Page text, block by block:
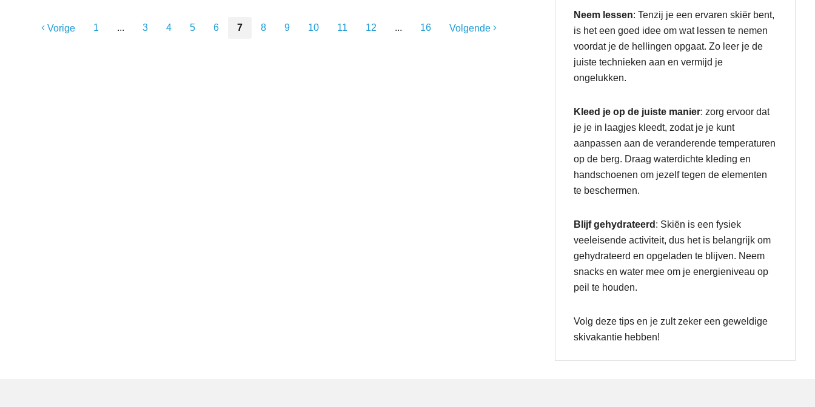
Vorige 1 ... 3 4 5 6 7 8 9 10 11 12 ... 16 Volgende
Neem lessen: Tenzij je een ervaren skiër bent,
is het een goed idee om wat lessen te nemen
voordat je de hellingen opgaat. Zo leer je de
juiste technieken aan en vermijd je
ongelukken.
Kleed je op de juiste manier: zorg ervoor dat
je je in laagjes kleedt, zodat je je kunt
aanpassen aan de veranderende temperaturen
op de berg. Draag waterdichte kleding en
handschoenen om jezelf tegen de elementen
te beschermen.
Blijf gehydrateerd : Skiën is een fysiek
veeleisende activiteit, dus het is belangrijk om
gehydrateerd en opgeladen te blijven. Neem
snacks en water mee om je energieniveau op
peil te houden.
Volg deze tips en je zult zeker een geweldige
skivakantie hebben!